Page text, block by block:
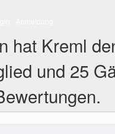
hat Kreml
und 25